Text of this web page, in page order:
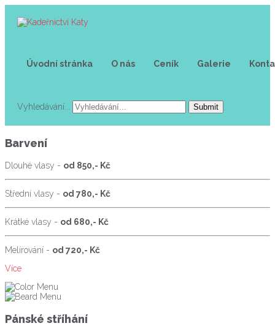
Úvodní stránka O nás Ceník Galerie
Vyhledávání... Submit
Barvení
Dlouhé vlasy - od 850,- Kč
Střední vlasy - od 780,- Kč
Krátké vlasy - od 680,- Kč
Melírování - od 720,- Kč
Více
Pánské stříhání